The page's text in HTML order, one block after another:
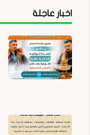
اخبار عاجلة